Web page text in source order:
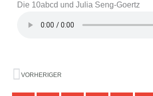
Die 10abcd und Julia Seng-Goertz
Zurück
VORHERIGER